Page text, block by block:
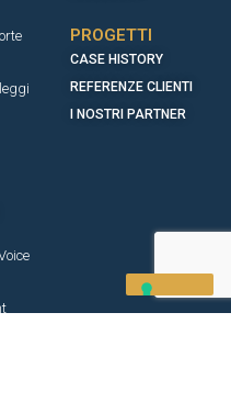
PROGETTI
CASE HISTORY
REFERENZE CLIENTI
I NOSTRI PARTNER